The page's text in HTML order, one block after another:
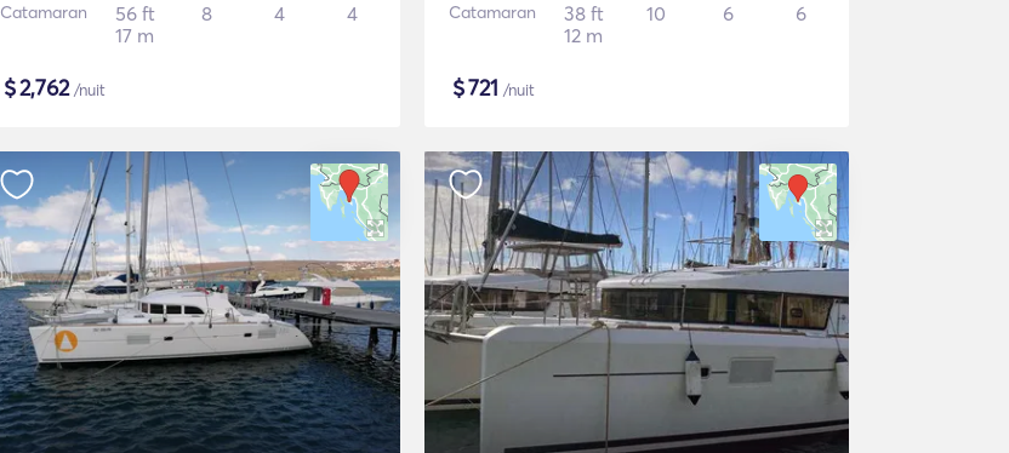
Catamaran
56 ft
17 m
8 4 4
$2,762/nuit
Catamaran
38 ft
12 m
10 6 6
$721 /nuit